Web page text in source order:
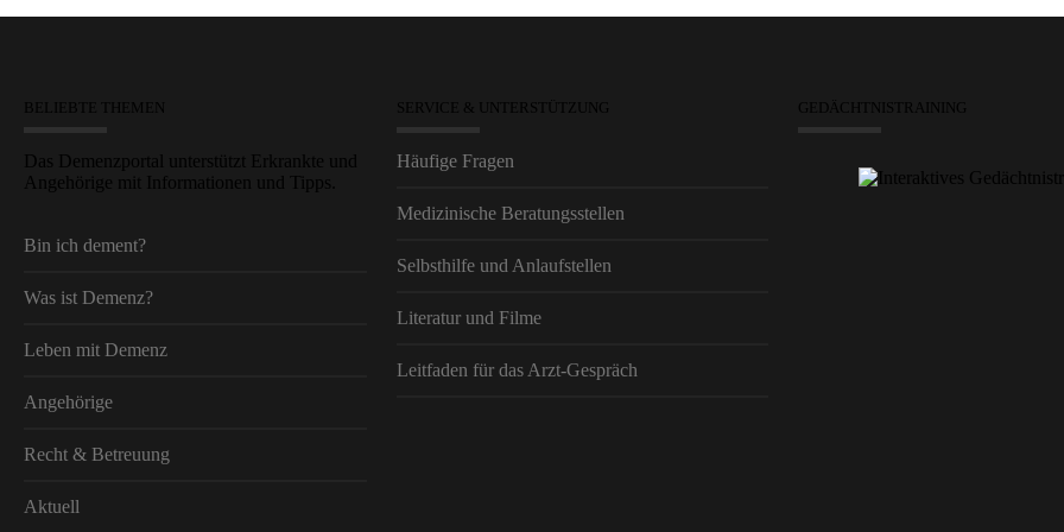
BELIEBTE THEMEN
Das Demenzportal unterstützt Erkrankte und
Angehörige mit Informationen und Tipps.
Bin ich dement?
Was ist Demenz?
Leben mit Demenz
Angehörige
Recht & Betreuung
Aktuell
SERVICE & UNTERSTÜTZUNG
Häufige Fragen
Medizinische Beratungsstellen
Selbsthilfe und Anlaufstellen
Literatur und Filme
Leitfaden für das Arzt-Gespräch
GEDÄCHTNISTRAINING